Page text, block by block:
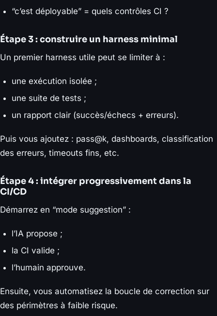
“c’est déployable” = quels contrôles CI ?
Étape 3 : construire un harness minimal
Un premier harness utile peut se limiter à :
une exécution isolée ;
une suite de tests ;
un rapport clair (succès/échecs + erreurs).
Puis vous ajoutez : pass@k, dashboards, classification
des erreurs, timeouts fins, etc.
Étape 4 : intégrer progressivement dans la
CI/CD
Démarrez en “mode suggestion” :
l’IA propose ;
la CI valide ;
l’humain approuve.
Ensuite, vous automatisez la boucle de correction sur
des périmètres à faible risque.